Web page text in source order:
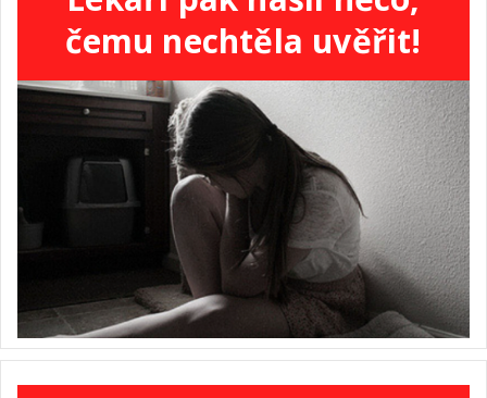
čemu nechtěla uvěřit!